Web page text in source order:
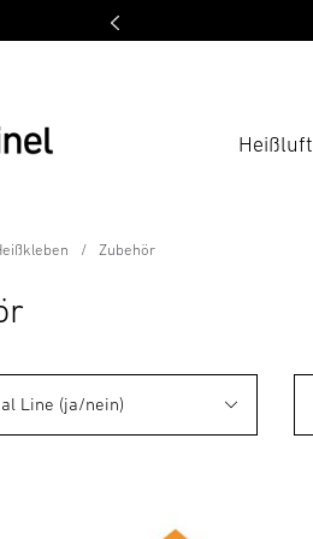
Heißluft
Zubehör
Line (ja/nein)